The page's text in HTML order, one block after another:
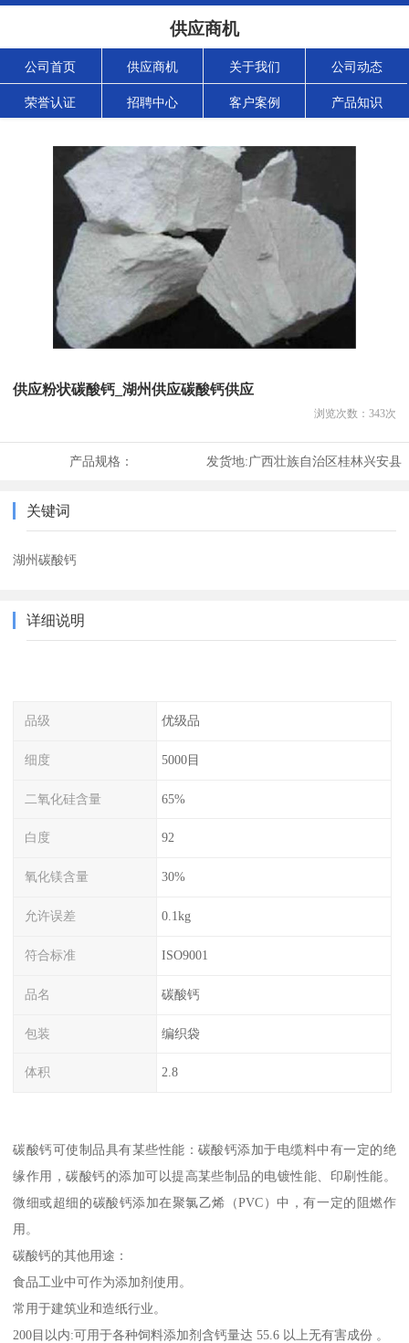
供应商机
公司首页 供应商机 关于我们 公司动态
荣誉认证 招聘中心 客户案例 产品知识
供应粉状碳酸钙_湖州供应碳酸钙供应
浏览次数： 343次
产品规格： 发货地:广西壮族自治区桂林兴安县
关键词
湖州碳酸钙
详细说明
品级 优级品
细度 5000目
二氧化硅含量 65%
白度 92
氧化镁含量 30%
允许误差 0.1kg
符合标准 ISO9001
品名 碳酸钙
包装 编织袋
体积 2.8
碳酸钙可使制品具有某些性能：碳酸钙添加于电缆料中有一定的绝
缘作用，碳酸钙的添加可以提高某些制品的电镀性能、印刷性能。
微细或超细的碳酸钙添加在聚氯乙烯（PVC）中，有一定的阻燃作
用。
碳酸钙的其他用途：
食品工业中可作为添加剂使用。
常用于建筑业和造纸行业。
200目以内:可用于各种饲料添加剂含钙量达 55.6 以上无有害成份 。